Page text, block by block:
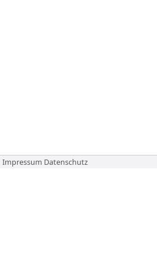
Impressum Datenschutz